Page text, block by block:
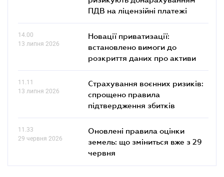
ПДВ на ліцензійні платежі
14.00
13 липня 2026
Новації приватизації:
встановлено вимоги до
розкриття даних про активи
11.11
13 липня 2026
Страхування воєнних ризиків:
спрощено правила
підтвердження збитків
11.33
29 червня 2026
Оновлені правила оцінки
земель: що зміниться вже з 29
червня